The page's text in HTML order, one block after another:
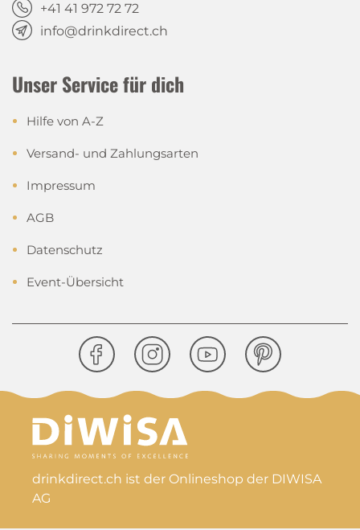
+41 41 972 72 72
info@drinkdirect.ch
Unser Service für dich
Hilfe von A-Z
Versand- und Zahlungsarten
Impressum
AGB
Datenschutz
Event-Übersicht
drinkdirect.ch ist der Onlineshop der DIWISA
AG